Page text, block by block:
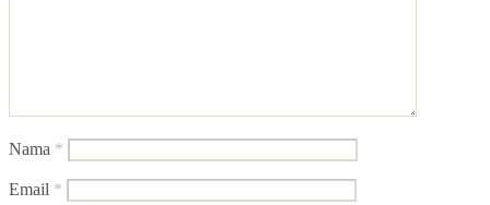
Nama *
Email *